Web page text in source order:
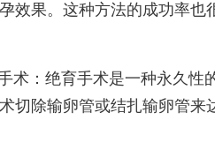
效果。这种方法的成功率也
术：绝育手术是一种永久性
切除输卵管或结扎输卵管